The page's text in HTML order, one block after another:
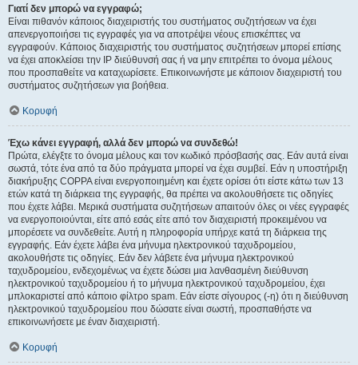
Γιατί δεν μπορώ να εγγραφώ;
Είναι πιθανόν κάποιος διαχειριστής του συστήματος συζητήσεων να έχει
απενεργοποιήσει τις εγγραφές για να αποτρέψει νέους επισκέπτες να
εγγραφούν. Κάποιος διαχειριστής του συστήματος συζητήσεων μπορεί επίσης
να έχει αποκλείσει την IP διεύθυνσή σας ή να μην επιτρέπει το όνομα μέλους
που προσπαθείτε να καταχωρίσετε. Επικοινωνήστε με κάποιον διαχειριστή του
συστήματος συζητήσεων για βοήθεια.
Κορυφή
Έχω κάνει εγγραφή, αλλά δεν μπορώ να συνδεθώ!
Πρώτα, ελέγξτε το όνομα μέλους και τον κωδικό πρόσβασής σας. Εάν αυτά είναι
σωστά, τότε ένα από τα δύο πράγματα μπορεί να έχει συμβεί. Εάν η υποστήριξη
διακήρυξης COPPA είναι ενεργοποιημένη και έχετε ορίσει ότι είστε κάτω των 13
ετών κατά τη διάρκεια της εγγραφής, θα πρέπει να ακολουθήσετε τις οδηγίες
που έχετε λάβει. Μερικά συστήματα συζητήσεων απαιτούν όλες οι νέες εγγραφές
να ενεργοποιούνται, είτε από εσάς είτε από τον διαχειριστή προκειμένου να
μπορέσετε να συνδεθείτε. Αυτή η πληροφορία υπήρχε κατά τη διάρκεια της
εγγραφής. Εάν έχετε λάβει ένα μήνυμα ηλεκτρονικού ταχυδρομείου,
ακολουθήστε τις οδηγίες. Εάν δεν λάβετε ένα μήνυμα ηλεκτρονικού
ταχυδρομείου, ενδεχομένως να έχετε δώσει μια λανθασμένη διεύθυνση
ηλεκτρονικού ταχυδρομείου ή το μήνυμα ηλεκτρονικού ταχυδρομείου, έχει
μπλοκαριστεί από κάποιο φίλτρο spam. Εάν είστε σίγουρος (-η) ότι η διεύθυνση
ηλεκτρονικού ταχυδρομείου που δώσατε είναι σωστή, προσπαθήστε να
επικοινωνήσετε με έναν διαχειριστή.
Κορυφή